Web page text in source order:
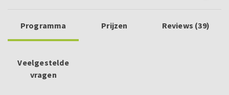
Programma Prijzen Reviews (39)
Veelgestelde
vragen